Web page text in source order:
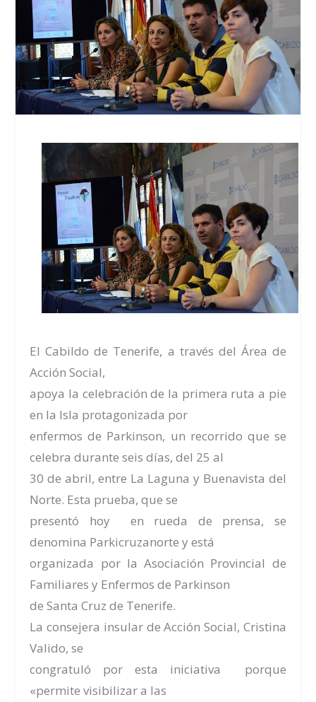
ElCabildo de Tenerife, a través del Área de
Acción Social,
apoya la celebración de la primera ruta a pie
en la Isla protagonizada por
enfermos de Parkinson, un recorrido que se
celebra durante seis días,del 25 al
30 de abril, entre La Laguna y Buenavista del
Norte. Esta prueba, que se
presentó hoy en rueda de prensa, se
denomina Parkicruzanorte y está
organizada por la Asociación Provincial de
Familiares y Enfermos de Parkinson
de Santa Cruz de Tenerife.
La consejera insular de Acción Social, Cristina
Valido, se
congratuló por esta iniciativa porque
«permite visibilizar a las